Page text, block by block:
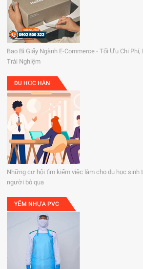
Bao Bì Giấy Ngành E-Commerce - Tối Ưu Chi
Trải Nghiệm
DU HỌC HÀN
Những cơ hội tìm kiếm việc làm cho du học sinh
người bỏ qua
YẾM NHỰA PVC